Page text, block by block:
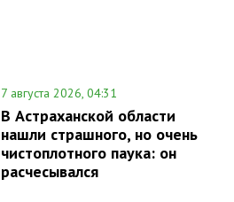
7 августа 2026, 04:31
В Астраханской области
нашли страшного, но очень
чистоплотного паука: он
расчесывался